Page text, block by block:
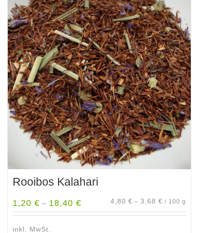
Rooibos Kalahari
1,20 € – 18,40 € 4,80 € – 3,68 € / 100 g
inkl. MwSt.